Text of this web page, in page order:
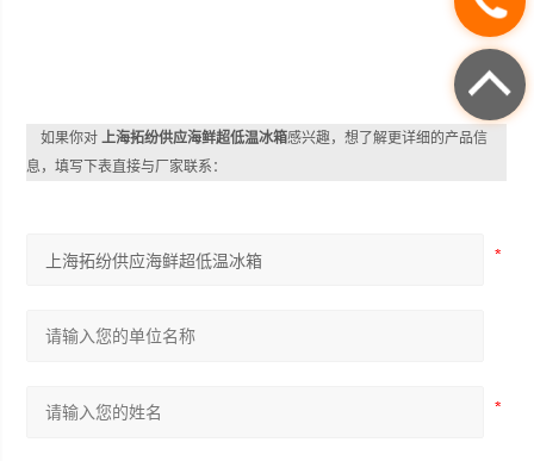
如果你对上海拓纷供应海鲜超低温冰箱感兴趣，想了解更详细的产品信
息，填写下表直接与厂家联系：